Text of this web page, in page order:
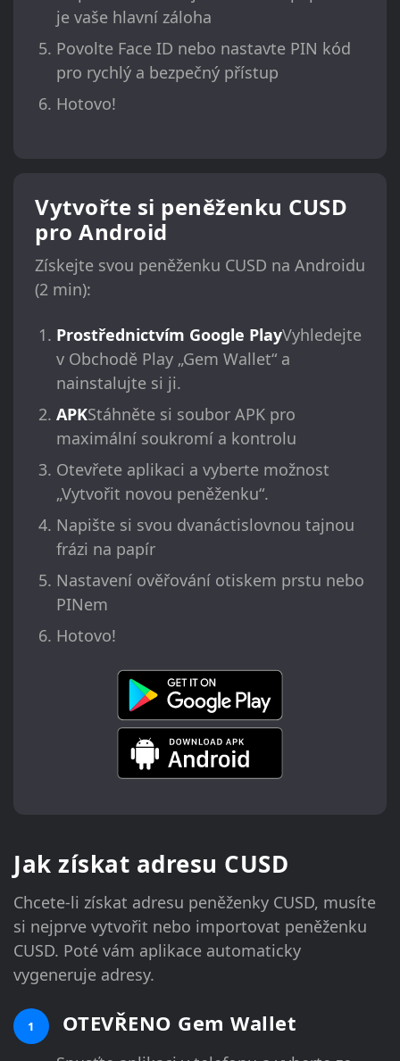
je vaše hlavní záloha
Povolte Face ID nebo nastavte PIN kód
pro rychlý a bezpečný přístup
Hotovo!
Vytvořte si peněženku CUSD
pro Android
Získejte svou peněženku CUSD na Androidu
(2 min):
Prostřednictvím Google PlayVyhledejte
v Obchodě Play „Gem Wallet“ a
nainstalujte si ji.
APKStáhněte si soubor APK pro
maximální soukromí a kontrolu
Otevřete aplikaci a vyberte možnost
„Vytvořit novou peněženku“.
Napište si svou dvanáctislovnou tajnou
frázi na papír
Nastavení ověřování otiskem prstu nebo
PINem
Hotovo!
Jak získat adresu CUSD
Chcete-li získat adresu peněženky CUSD, musíte
si nejprve vytvořit nebo importovat peněženku
CUSD. Poté vám aplikace automaticky
vygeneruje adresy.
1 OTEVŘENO Gem Wallet